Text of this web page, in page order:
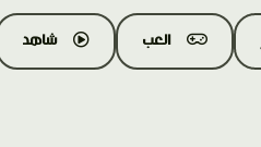
العب شاهد